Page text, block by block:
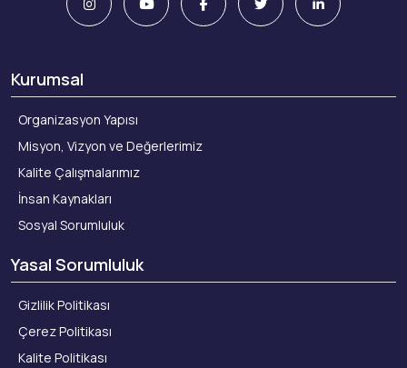
Kurumsal
Organizasyon Yapısı
Misyon, Vizyon ve Değerlerimiz
Kalite Çalışmalarımız
İnsan Kaynakları
Sosyal Sorumluluk
Yasal Sorumluluk
Gizlilik Politikası
Çerez Politikası
Kalite Politikası